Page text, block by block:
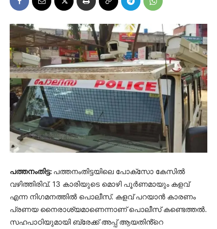
പത്തനംതിട്ട: പത്തനംതിട്ടയിലെ പോക്സോ കേസില്‍
വഴിത്തിരിവ്. 13 കാരിയുടെ മൊഴി പൂർണമായും കളവ്
എന്ന നിഗമനത്തില്‍ പൊലീസ്. കളവ് പറയാൻ കാരണം
പ്രണയ നൈരാശ്യമാണെന്നാണ് പൊലീസ് കണ്ടെത്തല്‍.
സഹപാഠിയുമായി ബ്രേക്ക് അപ്പ് ആയതിൻ്റെ